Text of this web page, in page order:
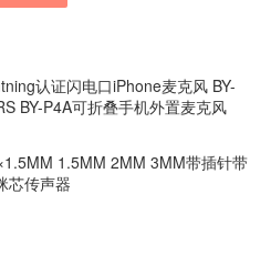
认证闪电口iPhone麦克风 BY-
BY-P4A可折叠手机外置麦克风
1.5MM 2MM 3MM带插针带
芯传声器